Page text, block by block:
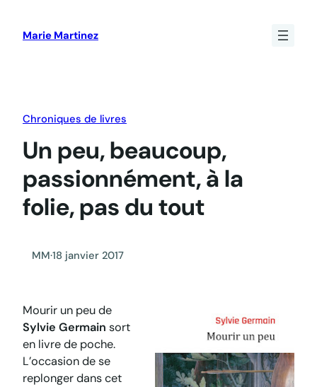
Marie Martinez
Chroniques de livres
Un peu, beaucoup,
passionnément, à la
folie, pas du tout
MM·18 janvier 2017
Mourir un peude
Sylvie Germain sort
en livre de poche.
L’occasion de se
replonger dans cet